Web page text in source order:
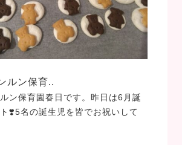
ルン保育..
ン保育園春日です。昨日は6月誕
❣️5名の誕生児を皆でお祝いして